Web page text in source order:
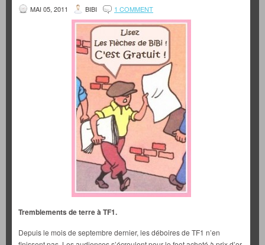
MAI 05, 2011 BIBI 1 COMMENT
Tremblements de terre à TF1.
Depuis le mois de septembre dernier, les déboires de TF1 n’en